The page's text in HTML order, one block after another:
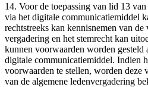
14. Voor de toepassing van lid 13
via het digitale communicatiemiddel
rechtstreeks kan kennisnemen van de
vergadering en het stemrecht kan
kunnen voorwaarden worden gesteld
digitale communicatiemiddel. Indien
voorwaarden te stellen, worden deze
van de algemene ledenvergadering